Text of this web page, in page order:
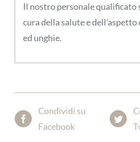
Il nostro personale qualificato
cura della salute e
ed unghie.
Condividi su
Facebook